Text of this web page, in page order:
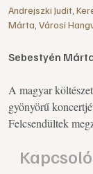
Andrejszki Judit
Márta Városi
Sebestyén
A magyar
gyönyörű
Felcsendültek